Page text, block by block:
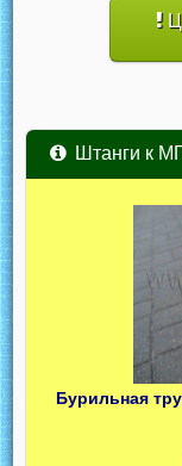
Штанги к
Бурильная